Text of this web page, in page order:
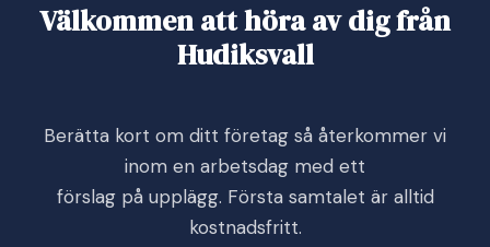
Välkommen att höra av dig från
Hudiksvall
Berätta kort om ditt företag så återkommer vi
inom en arbetsdag med ett
förslag på upplägg. Första samtalet är alltid
kostnadsfritt.